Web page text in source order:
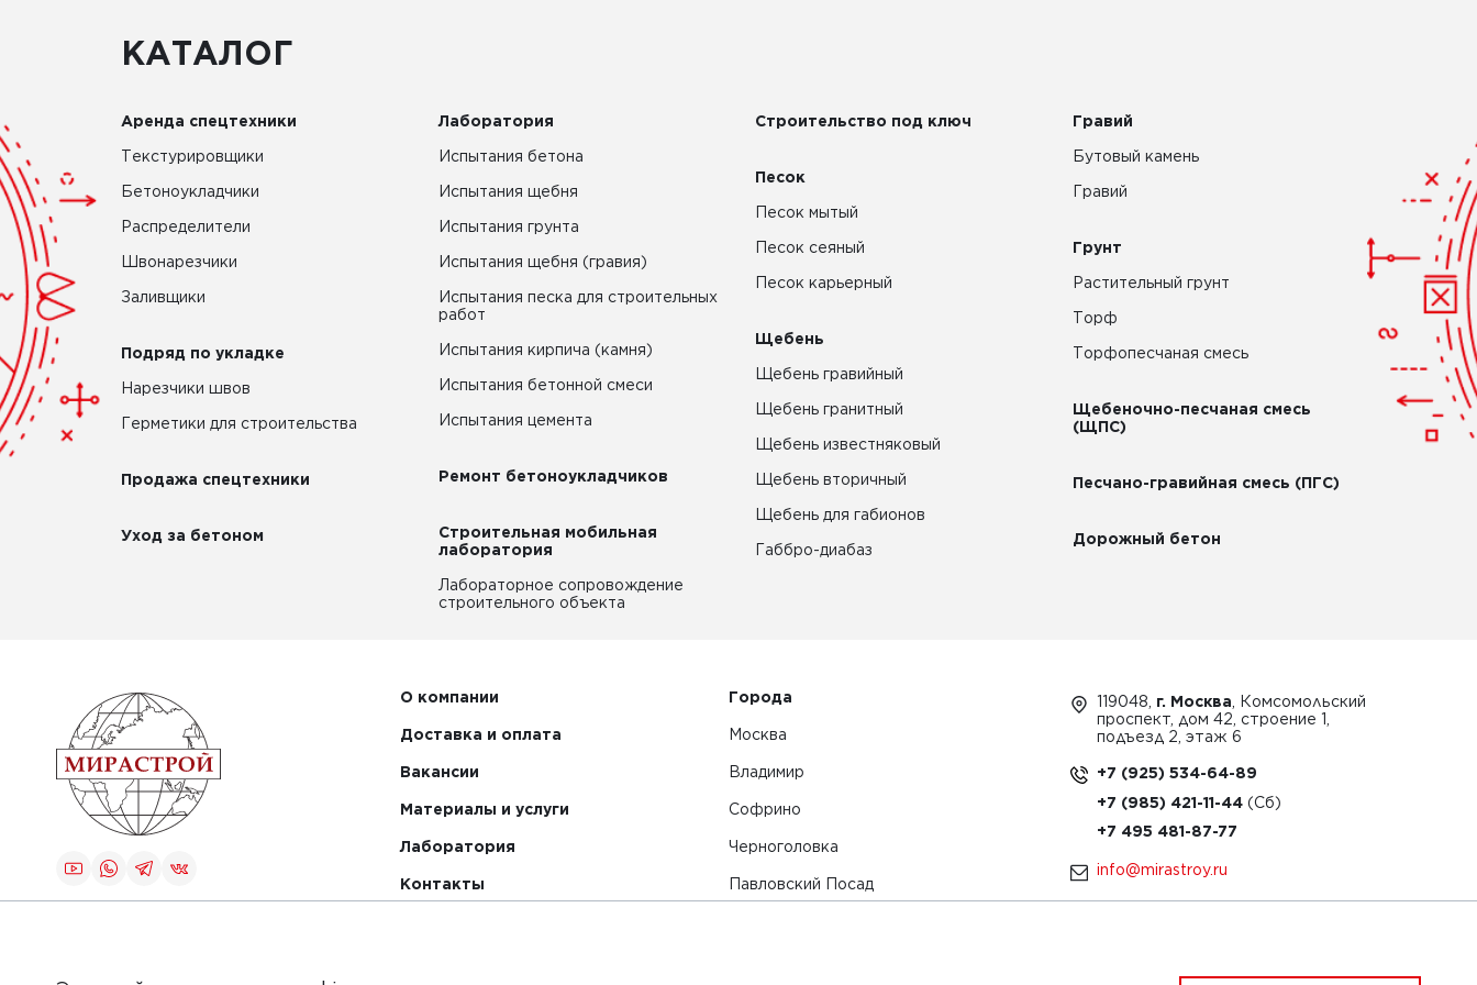
КАТАЛОГ
Аренда спецтехники
Текстурировщики
Бетоноукладчики
Распределители
Швонарезчики
Заливщики
Подряд по укладке
Нарезчики швов
Герметики для строительства
Продажа спецтехники
Уход за бетоном
Лаборатория
Испытания бетона
Испытания щебня
Испытания грунта
Испытания щебня (гравия)
Испытания песка для строительных
работ
Испытания кирпича (камня)
Испытания бетонной смеси
Испытания цемента
Ремонт бетоноукладчиков
Строительная мобильная
лаборатория
Лабораторное сопровождение
строительного объекта
Строительство под ключ
Песок
Песок мытый
Песок сеяный
Песок карьерный
Щебень
Щебень гравийный
Щебень гранитный
Щебень известняковый
Щебень вторичный
Щебень для габионов
Габбро-диабаз
Гравий
Бутовый камень
Гравий
Грунт
Растительный грунт
Торф
Торфопесчаная смесь
Щебеночно-песчаная смесь
(ЩПС)
Песчано-гравийная смесь (ПГС)
Дорожный бетон
О компании
Доставка и оплата
Вакансии
Материалы и услуги
Лаборатория
Контакты
Города
Москва
Владимир
Софрино
Черноголовка
Павловский Посад
119048, г. Москва , Комсомольский
проспект, дом 42, строение 1,
подъезд 2, этаж 6
+7 (925) 534-64-89
+7 (985) 421-11-44
+7 495 481-87-77
info@mirastroy.ru